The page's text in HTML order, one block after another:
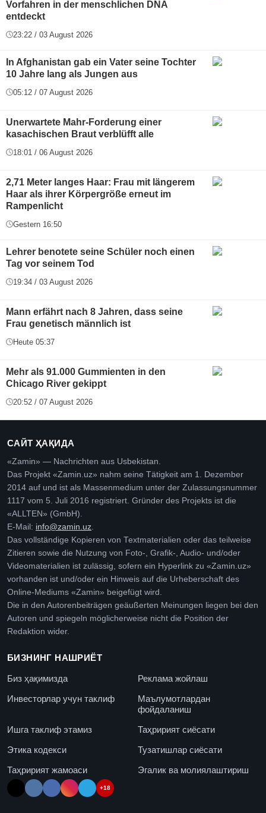
Vorfahren in der menschlichen DNA
entdeckt
23:22 / 03 August 2026
In Afghanistan gab ein Vater seine Tochter
10 Jahre lang als Jungen aus
05:12 / 07 August 2026
Unerwartete Mahr-Forderung einer
kasachischen Braut verblüfft alle
18:01 / 06 August 2026
2,71 Meter langes Haar: Frau mit längerem
Haar als ihrer Körpergröße erneut im
Rampenlicht
Gestern 16:50
Lehrer benotete seine Schüler noch einen
Tag vor seinem Tod
19:34 / 03 August 2026
Mann erfährt nach 8 Jahren, dass seine
Frau genetisch männlich ist
Heute 05:37
Mehr als 91.000 Gummienten in den
Chicago River gekippt
20:52 / 07 August 2026
САЙТ ҲАҚИДА
«Zamin» — Nachrichten aus Usbekistan.
Das Projekt «Zamin.uz» nahm seine Tätigkeit am 1. Dezember
2014 auf und ist als Massenmedium unter der Zulassungsnummer
1117 vom 5. Juli 2016 registriert. Gründer des Projekts ist die
«ALLTEN» (GmbH).
E-Mail: info@zamin.uz
Das vollständige Kopieren von Textmaterialien oder das teilweise
Zitieren sowie die Nutzung von Foto-, Grafik-, Audio- und/oder
Videomaterialien ist zulässig, sofern ein Hyperlink zu «Zamin.uz»
vorhanden ist und/oder ein Hinweis auf die Urheberschaft des
Online-Mediums «Zamin» beigefügt wird.
Die in den Autorenbeiträgen geäußerten Meinungen liegen bei den
Autoren und spiegeln möglicherweise nicht die Position der
Redaktion wider.
БИЗНИНГ НАШРИЁТ
Биз ҳақимизда
Реклама жойлаш
Инвесторлар учун таклиф
Маълумотлардан
фойдаланиш
Ишга таклиф этамиз
Таҳририят сиёсати
Этика кодекси
Тузатишлар сиёсати
Таҳририят жамоаси
Эгалик ва молиялаштириш
+18